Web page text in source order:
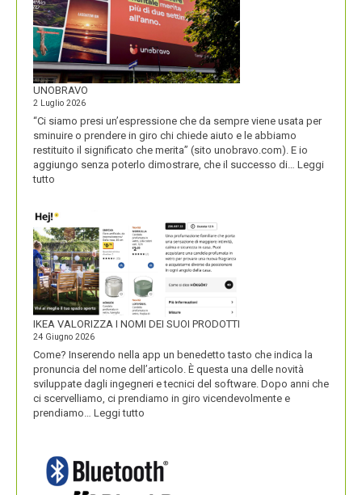
UNOBRAVO
2 Luglio 2026
“Ci siamo presi un’espressione che da sempre viene usata per
sminuire o prendere in giro chi chiede aiuto e le abbiamo
restituito il significato che merita” (sito unobravo.com). E io
aggiungo senza poterlo dimostrare, che il successo di… Leggi
tutto
IKEA VALORIZZA I NOMI DEI SUOI PRODOTTI
24 Giugno 2026
Come? Inserendo nella app un benedetto tasto che indica la
pronuncia del nome dell’articolo. È questa una delle novità
sviluppate dagli ingegneri e tecnici del software. Dopo anni che
ci scervelliamo, ci prendiamo in giro vicendevolmente e
prendiamo… Leggi tutto
NOMI
DEI